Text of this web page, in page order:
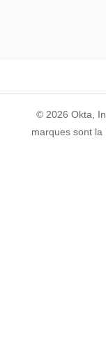
© 2026 Okta,
marques sont la